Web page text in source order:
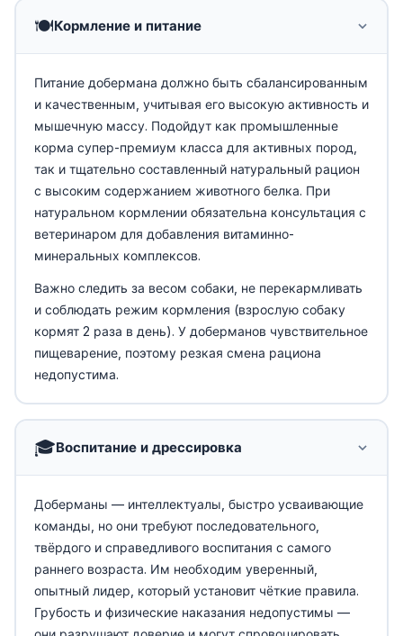
🍽️Кормление и питание
Питание добермана должно быть сбалансированным
и качественным, учитывая его высокую активность и
мышечную массу. Подойдут как промышленные
корма супер-премиум класса для активных пород,
так и тщательно составленный натуральный рацион
с высоким содержанием животного белка. При
натуральном кормлении обязательна консультация с
ветеринаром для добавления витаминно-
минеральных комплексов.
Важно следить за весом собаки, не перекармливать
и соблюдать режим кормления (взрослую собаку
кормят 2 раза в день). У доберманов чувствительное
пищеварение, поэтому резкая смена рациона
недопустима.
🎓Воспитание и дрессировка
Доберманы — интеллектуалы, быстро усваивающие
команды, но они требуют последовательного,
твёрдого и справедливого воспитания с самого
раннего возраста. Им необходим уверенный,
опытный лидер, который установит чёткие правила.
Грубость и физические наказания недопустимы —